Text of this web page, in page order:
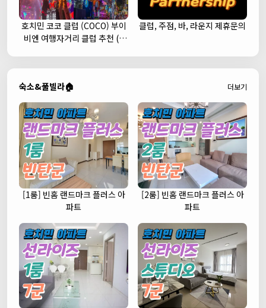
호치민 코코 클럽 (COCO) 부이
비엔 여행자거리 클럽 추천 (1
클럽, 주점, 바, 라운지 제휴문의
숙소&풀빌라🏠 더보기
[1룸] 빈홈 랜드마크 플러스 아
파트
[2룸] 빈홈 랜드마크 플러스 아
파트